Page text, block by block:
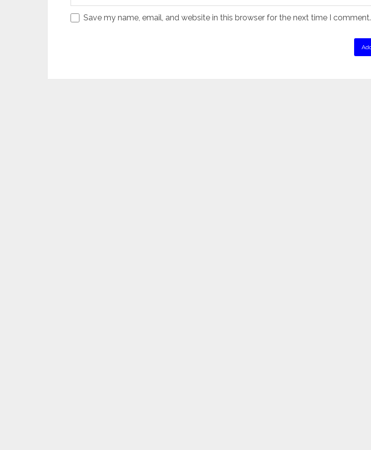
Save my name, email, and website in this browser for the next time I comment.